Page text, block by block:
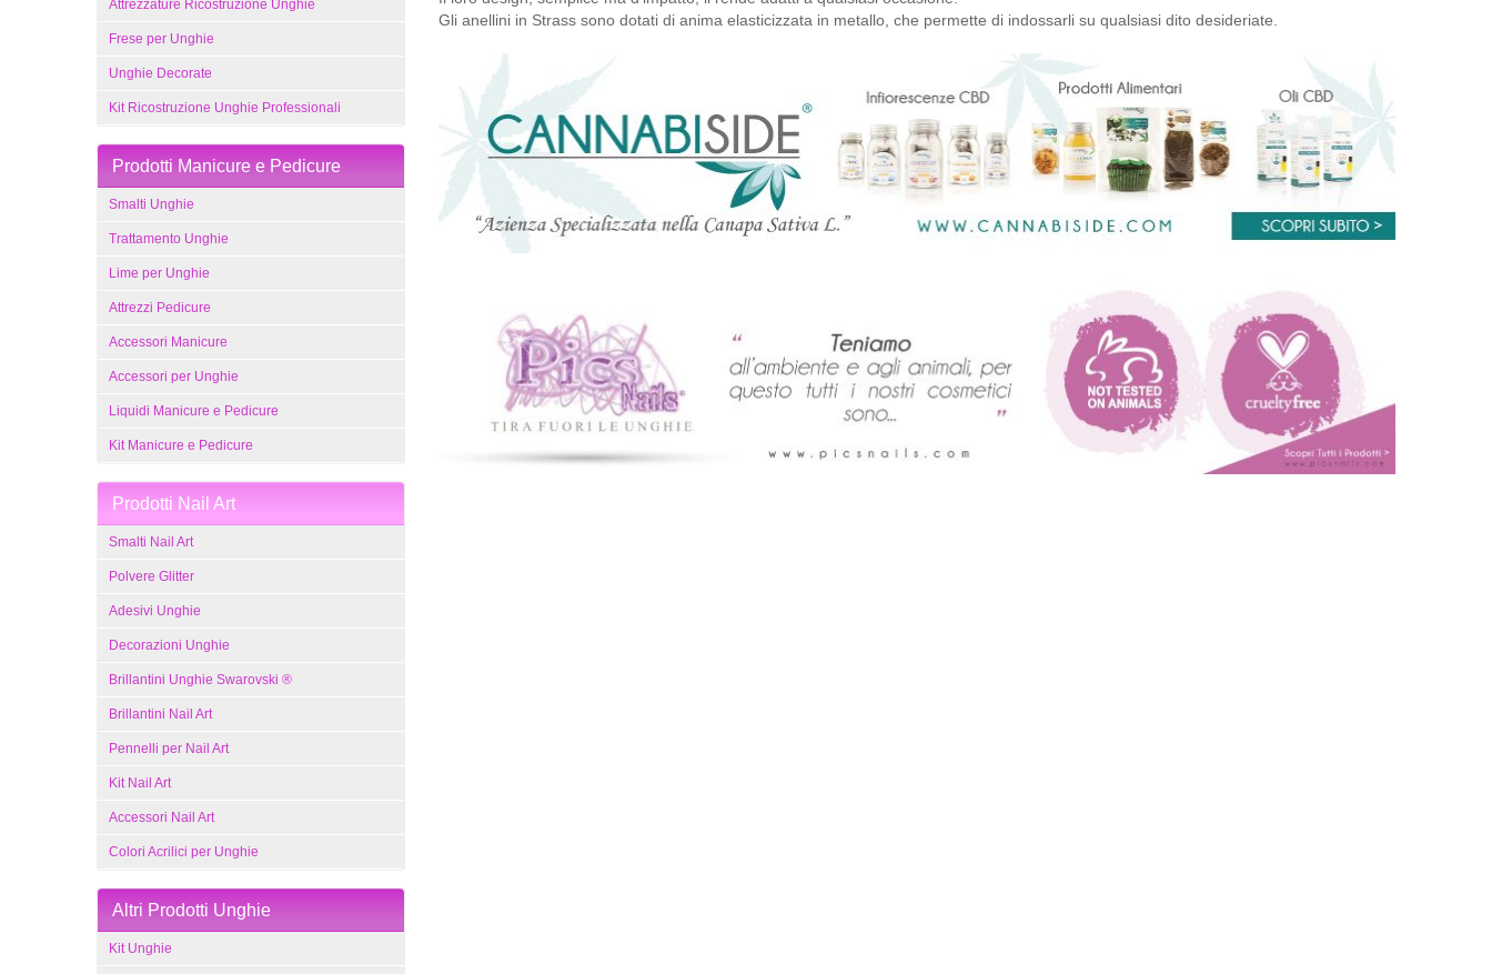
Attrezzature Ricostruzione Unghie
Frese per Unghie
Unghie Decorate
Kit Ricostruzione Unghie Professionali
Prodotti Manicure e Pedicure
Smalti Unghie
Trattamento Unghie
Lime per Unghie
Attrezzi Pedicure
Accessori Manicure
Accessori per Unghie
Liquidi Manicure e Pedicure
Kit Manicure e Pedicure
Prodotti Nail Art
Smalti Nail Art
Polvere Glitter
Adesivi Unghie
Decorazioni Unghie
Brillantini Unghie Swarovski ®
Brillantini Nail Art
Pennelli per Nail Art
Kit Nail Art
Accessori Nail Art
Colori Acrilici per Unghie
Altri Prodotti Unghie
Kit Unghie
Gli anellini in Strass sono dotati di anima elasticizzata in metallo, che permette di indossarli su qualsiasi dito desideriate.